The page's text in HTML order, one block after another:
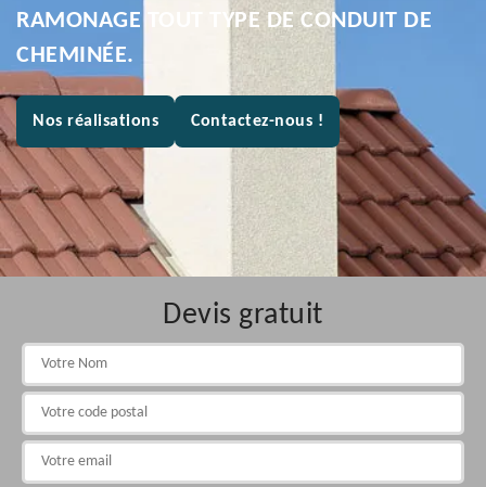
RAMONAGE TOUT TYPE DE CONDUIT DE
CHEMINÉE.
Nos réalisations Contactez-nous !
Devis gratuit